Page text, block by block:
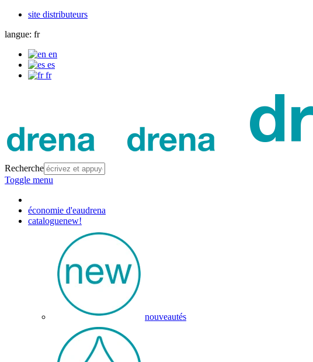
site distributeurs
langue: fr
en
es
fr
Recherche
Toggle menu
économie d'eaudrena
cataloguenew!
nouveautés